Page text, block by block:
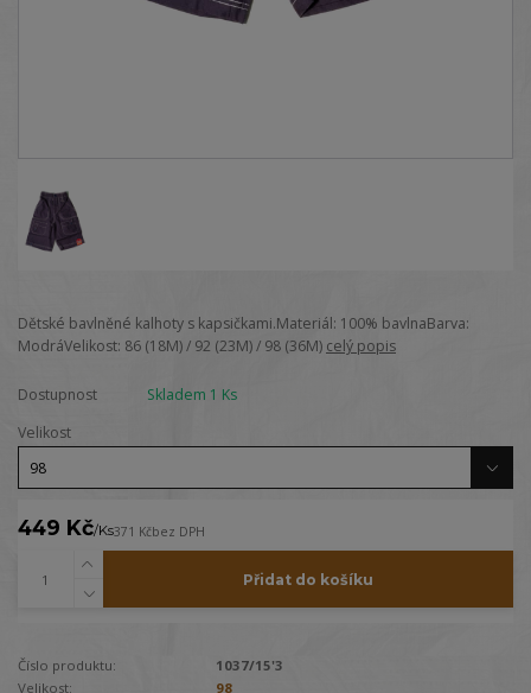
Dětské bavlněné kalhoty s kapsičkami.Materiál: 100% bavlnaBarva:
ModráVelikost: 86 (18M) / 92 (23M) / 98 (36M) celý popis
Dostupnost
Skladem 1 Ks
Velikost
449 Kč/Ks371 Kčbez DPH
Přidat do košíku
Číslo produktu:
1037/15'3
Velikost:
98